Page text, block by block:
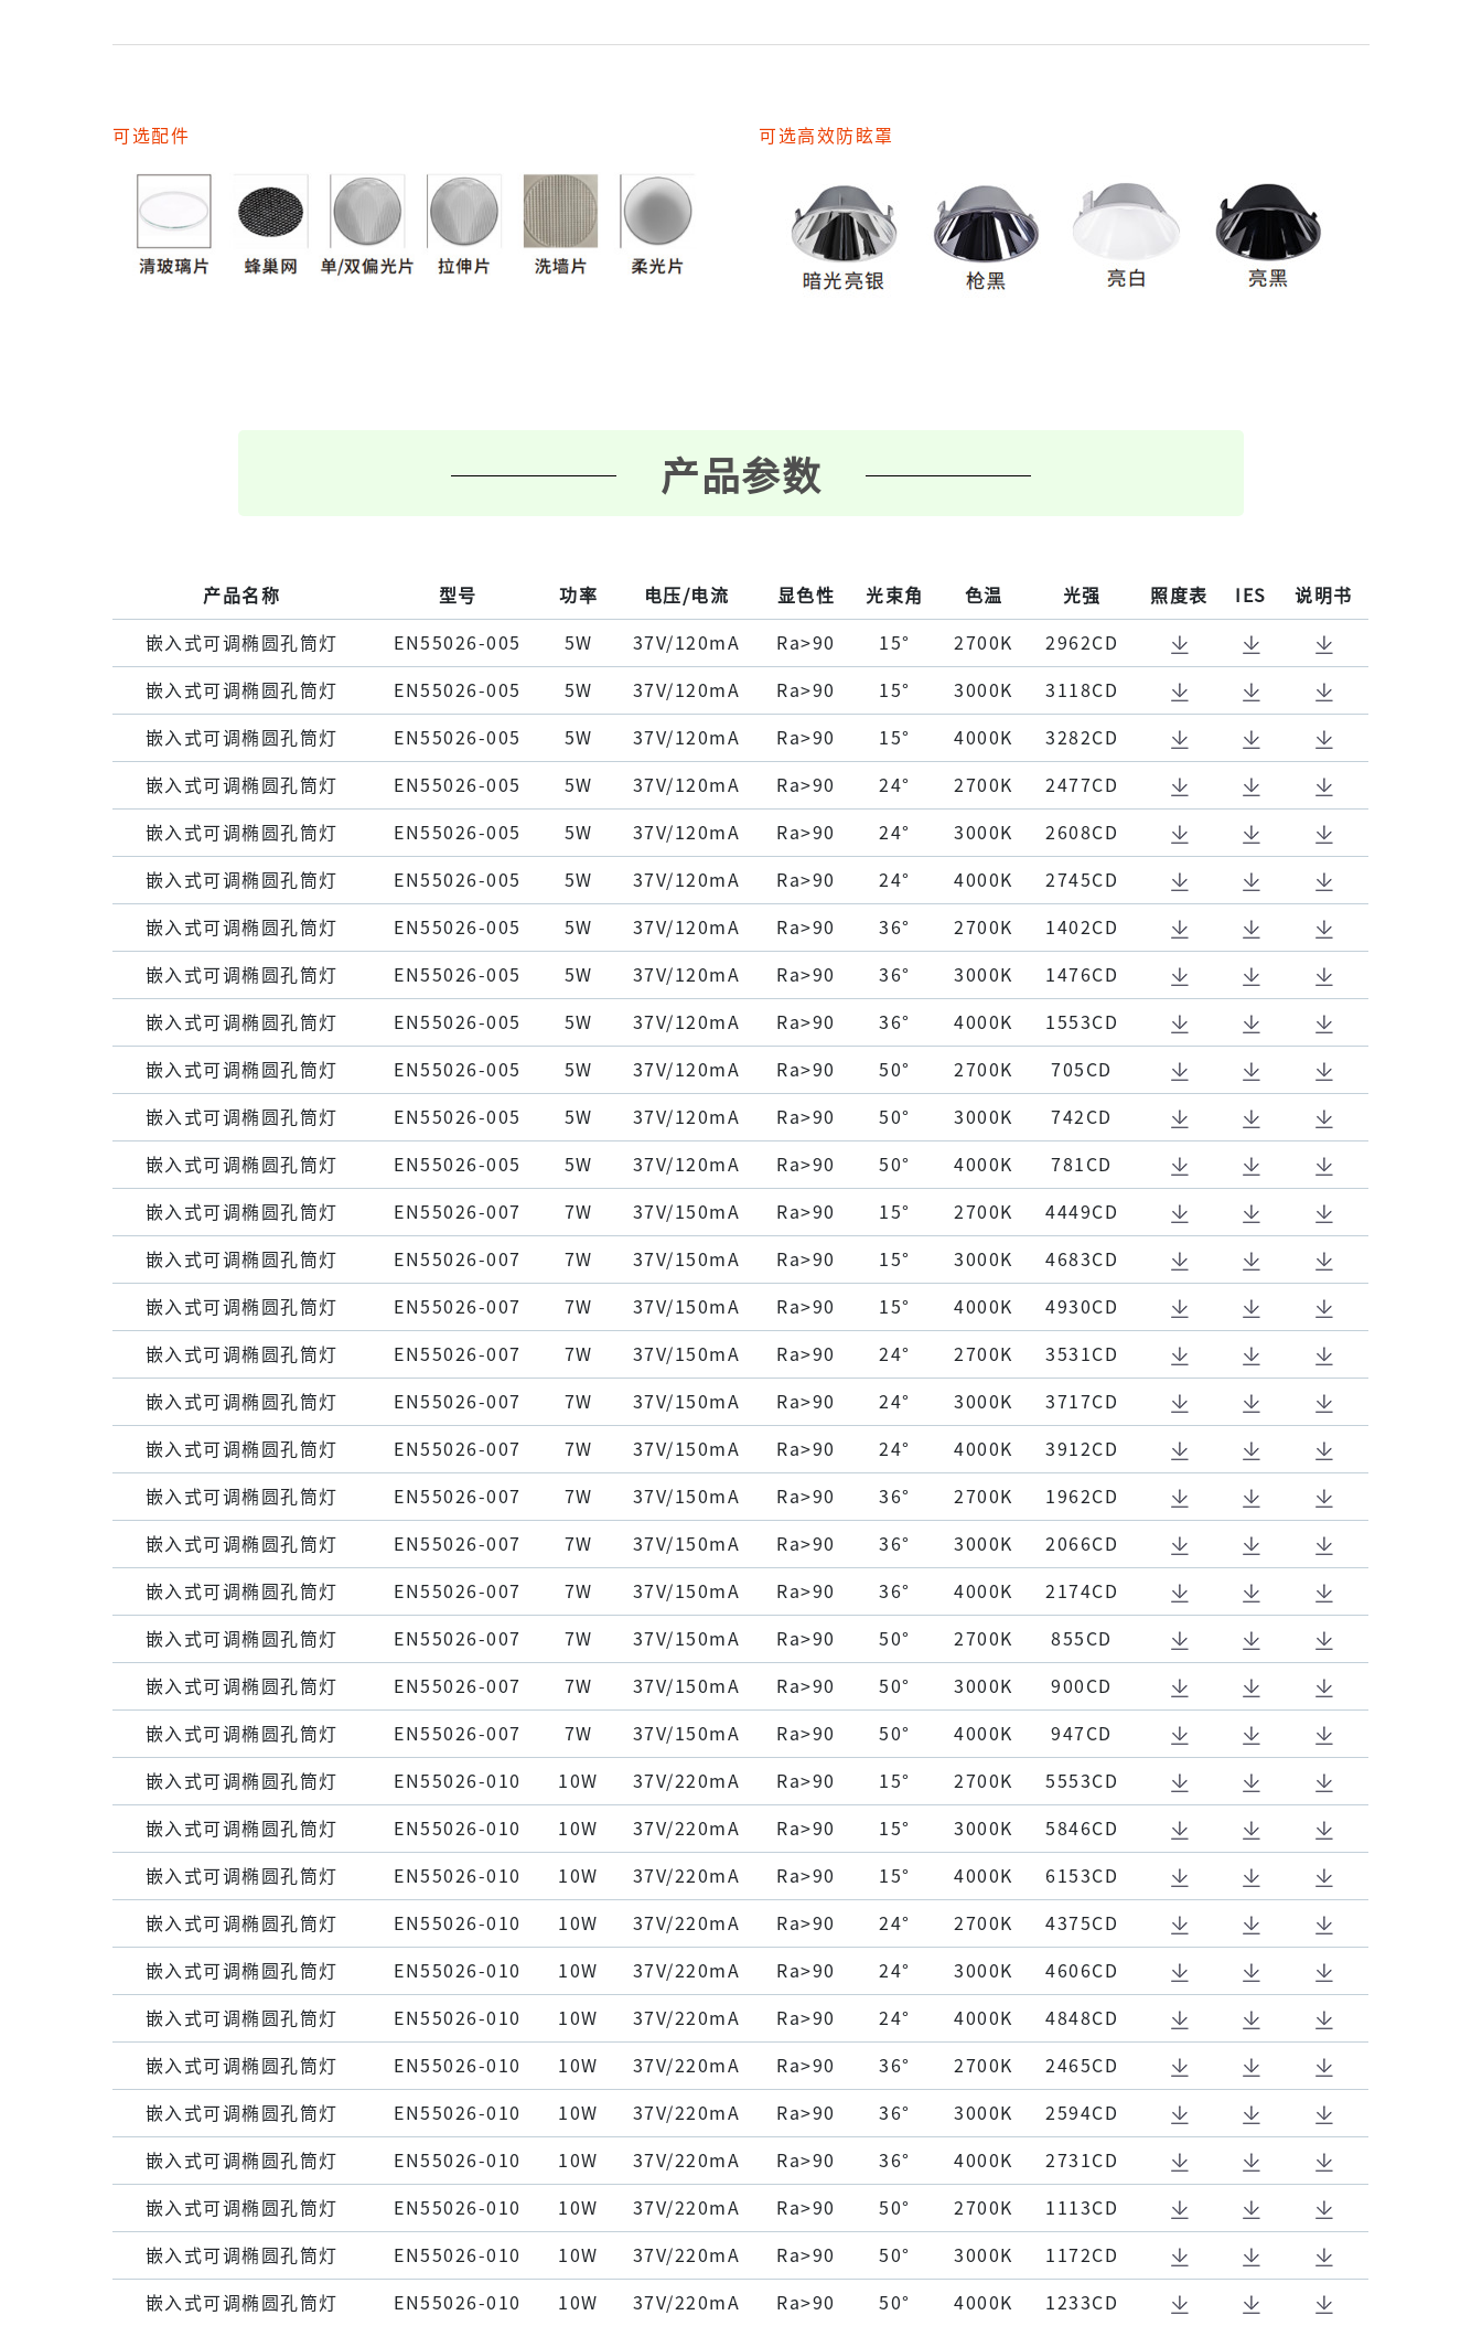
可选配件 可选高效防眩罩
产品参数
产品名称 型号 功率 电压/电流 显色性 光束角 色温 光强 照度表 IES 说明书
嵌⼊式可调椭圆孔筒灯 EN55026-005 5W 37V/120mA Ra>90 15° 2700K 2962CD
嵌⼊式可调椭圆孔筒灯 EN55026-005 5W 37V/120mA Ra>90 15° 3000K 3118CD
嵌⼊式可调椭圆孔筒灯 EN55026-005 5W 37V/120mA Ra>90 15° 4000K 3282CD
嵌⼊式可调椭圆孔筒灯 EN55026-005 5W 37V/120mA Ra>90 24° 2700K 2477CD
嵌⼊式可调椭圆孔筒灯 EN55026-005 5W 37V/120mA Ra>90 24° 3000K 2608CD
嵌⼊式可调椭圆孔筒灯 EN55026-005 5W 37V/120mA Ra>90 24° 4000K 2745CD
嵌⼊式可调椭圆孔筒灯 EN55026-005 5W 37V/120mA Ra>90 36° 2700K 1402CD
嵌⼊式可调椭圆孔筒灯 EN55026-005 5W 37V/120mA Ra>90 36° 3000K 1476CD
嵌⼊式可调椭圆孔筒灯 EN55026-005 5W 37V/120mA Ra>90 36° 4000K 1553CD
嵌⼊式可调椭圆孔筒灯 EN55026-005 5W 37V/120mA Ra>90 50° 2700K 705CD
嵌⼊式可调椭圆孔筒灯 EN55026-005 5W 37V/120mA Ra>90 50° 3000K 742CD
嵌⼊式可调椭圆孔筒灯 EN55026-005 5W 37V/120mA Ra>90 50° 4000K 781CD
嵌⼊式可调椭圆孔筒灯 EN55026-007 7W 37V/150mA Ra>90 15° 2700K 4449CD
嵌⼊式可调椭圆孔筒灯 EN55026-007 7W 37V/150mA Ra>90 15° 3000K 4683CD
嵌⼊式可调椭圆孔筒灯 EN55026-007 7W 37V/150mA Ra>90 15° 4000K 4930CD
嵌⼊式可调椭圆孔筒灯 EN55026-007 7W 37V/150mA Ra>90 24° 2700K 3531CD
嵌⼊式可调椭圆孔筒灯 EN55026-007 7W 37V/150mA Ra>90 24° 3000K 3717CD
嵌⼊式可调椭圆孔筒灯 EN55026-007 7W 37V/150mA Ra>90 24° 4000K 3912CD
嵌⼊式可调椭圆孔筒灯 EN55026-007 7W 37V/150mA Ra>90 36° 2700K 1962CD
嵌⼊式可调椭圆孔筒灯 EN55026-007 7W 37V/150mA Ra>90 36° 3000K 2066CD
嵌⼊式可调椭圆孔筒灯 EN55026-007 7W 37V/150mA Ra>90 36° 4000K 2174CD
嵌⼊式可调椭圆孔筒灯 EN55026-007 7W 37V/150mA Ra>90 50° 2700K 855CD
嵌⼊式可调椭圆孔筒灯 EN55026-007 7W 37V/150mA Ra>90 50° 3000K 900CD
嵌⼊式可调椭圆孔筒灯 EN55026-007 7W 37V/150mA Ra>90 50° 4000K 947CD
嵌⼊式可调椭圆孔筒灯 EN55026-010 10W 37V/220mA Ra>90 15° 2700K 5553CD
嵌⼊式可调椭圆孔筒灯 EN55026-010 10W 37V/220mA Ra>90 15° 3000K 5846CD
嵌⼊式可调椭圆孔筒灯 EN55026-010 10W 37V/220mA Ra>90 15° 4000K 6153CD
嵌⼊式可调椭圆孔筒灯 EN55026-010 10W 37V/220mA Ra>90 24° 2700K 4375CD
嵌⼊式可调椭圆孔筒灯 EN55026-010 10W 37V/220mA Ra>90 24° 3000K 4606CD
嵌⼊式可调椭圆孔筒灯 EN55026-010 10W 37V/220mA Ra>90 24° 4000K 4848CD
嵌⼊式可调椭圆孔筒灯 EN55026-010 10W 37V/220mA Ra>90 36° 2700K 2465CD
嵌⼊式可调椭圆孔筒灯 EN55026-010 10W 37V/220mA Ra>90 36° 3000K 2594CD
嵌⼊式可调椭圆孔筒灯 EN55026-010 10W 37V/220mA Ra>90 36° 4000K 2731CD
嵌⼊式可调椭圆孔筒灯 EN55026-010 10W 37V/220mA Ra>90 50° 2700K 1113CD
嵌⼊式可调椭圆孔筒灯 EN55026-010 10W 37V/220mA Ra>90 50° 3000K 1172CD
嵌⼊式可调椭圆孔筒灯 EN55026-010 10W 37V/220mA Ra>90 50° 4000K 1233CD